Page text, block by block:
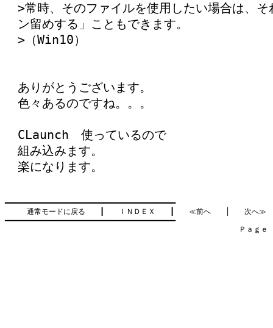
>常時、そのファイルを使用したい場合は、
ン留めする」こともできます。
>（Win10）
ありがとうございます。
色々あるのですね。。。
CLaunch 使っているので
組み込みます。
楽になります。
━━━━━━━━━━━━━━━━━━━━━━━━━━━━━━━━━━━━━━━━
通常モードに戻る
ＩＮＤＥＸ ≪前へ
次へ≫
━━━━━━━━━━━━━━━━━━━━━━━━━━━━━━━━━━━━━━━━
Ｐａｇｅ